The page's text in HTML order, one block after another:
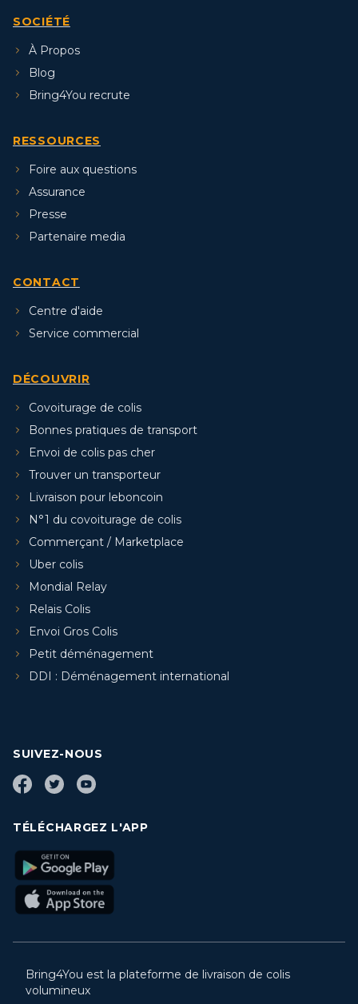
SOCIÉTÉ
À Propos
Blog
Bring4You recrute
RESSOURCES
Foire aux questions
Assurance
Presse
Partenaire media
CONTACT
Centre d'aide
Service commercial
DÉCOUVRIR
Covoiturage de colis
Bonnes pratiques de transport
Envoi de colis pas cher
Trouver un transporteur
Livraison pour leboncoin
N°1 du covoiturage de colis
Commerçant / Marketplace
Uber colis
Mondial Relay
Relais Colis
Envoi Gros Colis
Petit déménagement
DDI : Déménagement international
SUIVEZ-NOUS
TÉLÉCHARGEZ L'APP
Bring4You est la plateforme de livraison de colis
volumineux